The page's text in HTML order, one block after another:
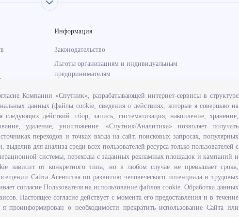
актов,
и
и
Информация
Законодательство
Льготы организациям и индивидуальным
предпринимателям
Информация об отдельных видах
деятельности
Подпрограмма «Оказание содействия
добровольному переселению в Ульяновскую
область соотечественников, проживающих за
рубежом»
Рейтинг востребованных профессий
Открытые данные
Компании «Спутник», разрабатывающей интернет-сервисы в структуре
данных (файлы cookie, сведения о действиях, которые я совершаю на
действий: сбор, запись, систематизация, накопление, хранение,
удаление, уничтожение. «Спутник/Аналитика» позволяет получать
переходов и точках входа на сайт, поисковых запросах, популярных
для анализа среди всех пользователей ресурса только пользователей с
системы, переходы с заданных рекламных площадок и кампаний и
зависит от конкретного типа, но в любом случае не превышает срока,
Сайта Агентства по развитию человеческого потенциала и трудовых
согласие Пользователя на использование файлов cookie. Обработка данных
Настоящее согласие действует с момента его предоставления и в течение
проинформирован о необходимости прекратить использование Сайта или